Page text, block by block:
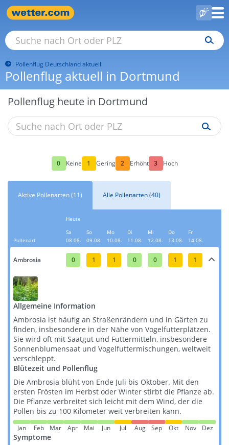
Pollenflug Deutschland aktuell
Pollenflug aktuell in Dortmund
Pollenflug heute in Dortmund
0 Keine 1 Gering 2 Erhöht 3 Hoch
Aktive Pollenarten (11) Alle Pollenarten (40)
Pollenart
Heute
Sa
08.08.
So
09.08.
Mo
10.08.
Di
11.08.
Mi
12.08.
Do
13.08.
Fr
14.08.
Ambrosia 0 1 1 0 0 1 1
Allgemeine Information
Ambrosia ist häufig an Straßenrändern und in Gärten zu
finden, insbesondere in der Nähe von Vogelfutterplätzen.
Sie wird oft mit Saatgut und Futtermitteln, insbesondere
Sonnenblumensaat und Vogelfuttermischungen, weltweit
verschleppt​​​​.
Blütezeit und Pollenflug
Die Ambrosia blüht von Ende Juli bis Oktober. Mit den
ersten Frösten im Herbst oder Winter stirbt die Pflanze ab.
Die Pflanze verbreitet sich leicht mit dem Wind, der die
Pollen bis zu 100 Kilometer weit verbreiten kann​​.
Jan Feb Mar Apr Mai Jun Jul Aug Sep Okt Nov Dez
Symptome